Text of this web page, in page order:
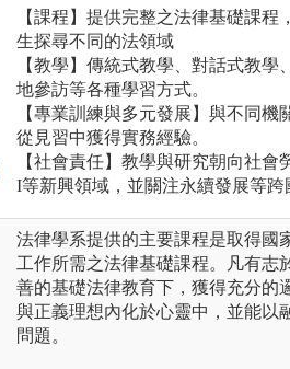
【課程】提供完整之法律基礎課
生探尋不同的法領域
【教學】傳統式教學、對話式教
地參訪等各種學習方式。
【專業訓練與多元發展】與不同
從見習中獲得實務經驗。
【社會責任】教學與研究朝向社
I等新興領域，並關注永續發展等跨
法律學系提供的主要課程是取得國
工作所需之法律基礎課程。凡有志
善的基礎法律教育下，獲得充分的
與正義理想內化於心靈中，並能以
問題。